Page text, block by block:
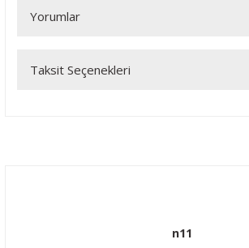
Yorumlar
Bu ürüne ilk yorumu siz yapın!
Taksit Seçenekleri
n11